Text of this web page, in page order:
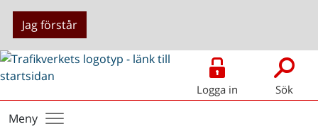
Jag förstår
Logga in Sök
Meny